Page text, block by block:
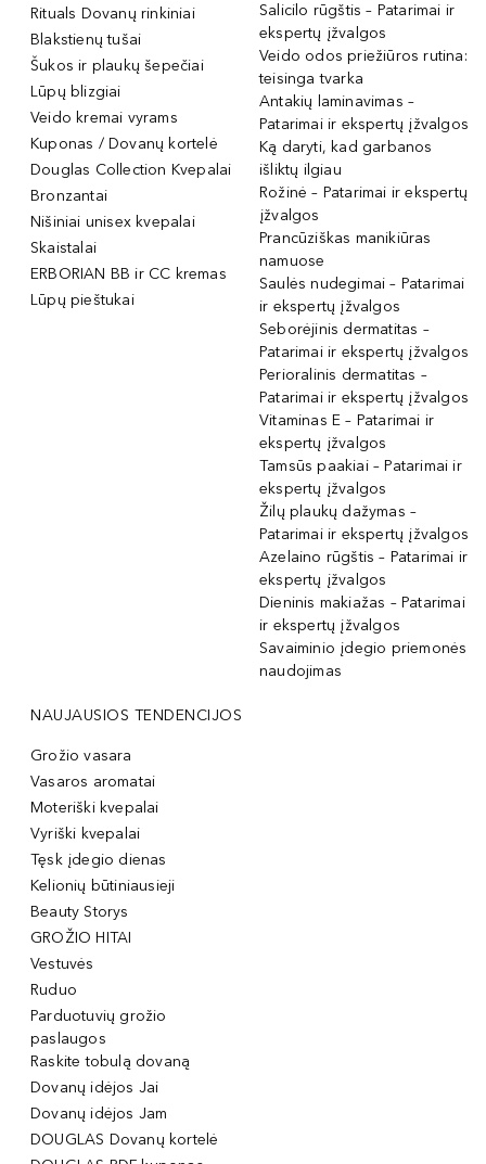
Rituals Dovanų rinkiniai
Blakstienų tušai
Šukos ir plaukų šepečiai
Lūpų blizgiai
Veido kremai vyrams
Kuponas / Dovanų kortelė
Douglas Collection Kvepalai
Bronzantai
Nišiniai unisex kvepalai
Skaistalai
ERBORIAN BB ir CC kremas
Lūpų pieštukai
Salicilo rūgštis – Patarimai ir
ekspertų įžvalgos
Veido odos priežiūros rutina:
teisinga tvarka
Antakių laminavimas –
Patarimai ir ekspertų įžvalgos
Ką daryti, kad garbanos
išliktų ilgiau
Rožinė – Patarimai ir ekspertų
įžvalgos
Prancūziškas manikiūras
namuose
Saulės nudegimai – Patarimai
ir ekspertų įžvalgos
Seborėjinis dermatitas –
Patarimai ir ekspertų įžvalgos
Perioralinis dermatitas –
Patarimai ir ekspertų įžvalgos
Vitaminas E – Patarimai ir
ekspertų įžvalgos
Tamsūs paakiai – Patarimai ir
ekspertų įžvalgos
Žilų plaukų dažymas –
Patarimai ir ekspertų įžvalgos
Azelaino rūgštis – Patarimai ir
ekspertų įžvalgos
Dieninis makiažas – Patarimai
ir ekspertų įžvalgos
Savaiminio įdegio priemonės
naudojimas
NAUJAUSIOS TENDENCIJOS
Grožio vasara
Vasaros aromatai
Moteriški kvepalai
Vyriški kvepalai
Tęsk įdegio dienas
Kelionių būtiniausieji
Beauty Storys
GROŽIO HITAI
Vestuvės
Ruduo
Parduotuvių grožio
paslaugos
Raskite tobulą dovaną
Dovanų idėjos Jai
Dovanų idėjos Jam
DOUGLAS Dovanų kortelė